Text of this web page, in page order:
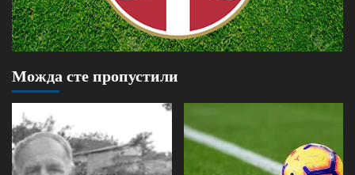
Можда сте пропустили